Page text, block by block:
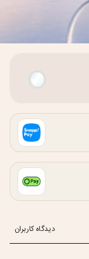
دیدگاه کاربران